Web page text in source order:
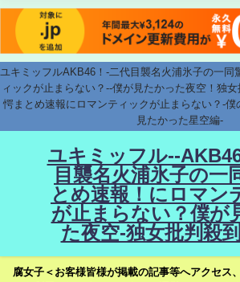
ユキミッフルAKB46！-二代目襲名火浦氷子の一同
ィックが止まらない？--僕が見たかった夜空！独
愕まとめ速報にロマンティックが止まらない？-僕
見たかった星空編-
ユキミッフル--
目襲名火浦氷子の一
とめ速報！にロマン
が止まらない？僕が
た夜空-独女批判殺
腐女子＜お客様皆様が掲載の記事等へアクセス